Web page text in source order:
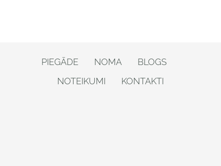
PIEGĀDE NOMA
BLOGS
NOTEIKUMI
KONTAKTI